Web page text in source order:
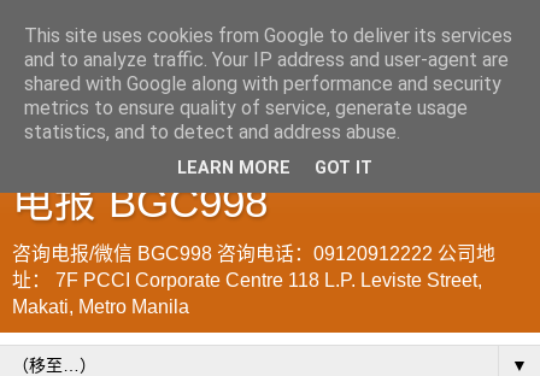
菲律宾998VISA移民公司
WWW.SRRV.DE 咨询微信/
电报 BGC998
咨询电报/微信 BGC998 咨询电话：09120912222 公司地
址： 7F PCCI Corporate Centre 118 L.P. Leviste Street,
Makati, Metro Manila
▼
This site uses cookies from Google to deliver its services
and to analyze traffic. Your IP address and user-agent are
shared with Google along with performance and security
metrics to ensure quality of service, generate usage
statistics, and to detect and address abuse.
LEARN MORE GOT IT